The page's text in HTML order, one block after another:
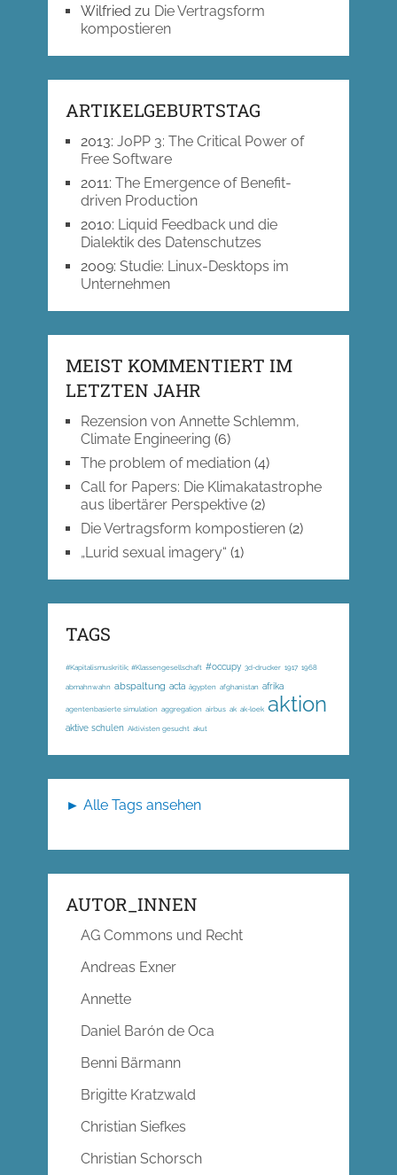
Wilfried zu Die Vertragsform
kompostieren
ARTIKELGEBURTSTAG
2013: JoPP 3: The Critical Power of
Free Software
2011: The Emergence of Benefit-
driven Production
2010: Liquid Feedback und die
Dialektik des Datenschutzes
2009: Studie: Linux-Desktops im
Unternehmen
MEIST KOMMENTIERT IM
LETZTEN JAHR
Rezension von Annette Schlemm,
Climate Engineering (6)
The problem of mediation(4)
Call for Papers: Die Klimakatastrophe
aus libertärer Perspektive(2)
Die Vertragsform kompostieren(2)
„Lurid sexual imagery“ (1)
TAGS
#Kapitalismuskritik; #Klassengesellschaft #occupy 3d-drucker 1917 1968
abmahnwahn abspaltung acta ägypten afghanistan afrika
agentenbasierte simulation aggregation airbus ak ak-loek aktion
aktive schulen Aktivisten gesucht akut
► Alle Tags ansehen
AUTOR_INNEN
AG Commons und Recht
Andreas Exner
Annette
Daniel Barón de Oca
Benni Bärmann
Brigitte Kratzwald
Christian Siefkes
Christian Schorsch